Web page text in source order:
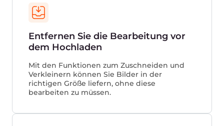
Streaming.
Lieferung ruckelfreie Wiedergabe, auch für
4K-Video
Reduzieren Sie die Latenz und verbessern
Sie die Benutzererfahrung
während der Spitzenaktivität der Benutzer